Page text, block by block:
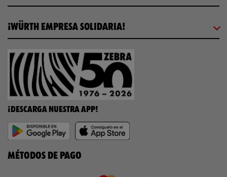
¡WÜRTH EMPRESA SOLIDARIA!
¡DESCARGA NUESTRA APP!
MÉTODOS DE PAGO